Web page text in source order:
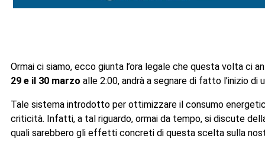
Ormai ci siamo, ecco giunta l’ora legale che questa volta ci
29 e il 30 marzo alle 2:00, andrà a segnare di fatto l’inizio
Tale sistema introdotto per ottimizzare il consumo
criticità. Infatti, a tal riguardo, ormai da tempo, si discute
quali sarebbero gli effetti concreti di questa scelta sulla